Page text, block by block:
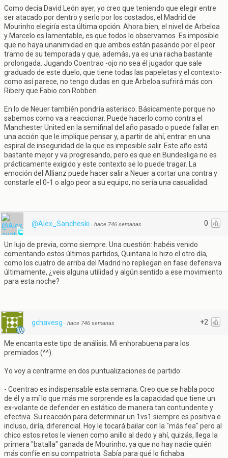
Como decía David León ayer, yo creo que teniendo que elegir entre
ser atacado por dentro y serlo por los costados, el Madrid de
Mourinho elegiría esta última opción. Ahora bien, el nivel de Arbeloa
y Marcelo es lamentable, es que todos lo observamos. Es imposible
que no haya unanimidad en que ambos están pasando por el peor
tramo de su temporada y que, además, ya es una racha bastante
prolongada. Jugando Coentrao -ojo no sea él jugador que sale
graduado de este duelo, que tiene todas las papeletas y el contexto-
como así parece, no tengo dudas en que Arbeloa sufrirá más con
Ribery que Fabio con Robben.
En lo de Neuer también pondría asterisco. Básicamente porque no
sabemos como va a reaccionar. Puede hacerlo como contra el
Manchester United en la semifinal del año pasado o puede fallar en
una acción que le implique pensar y, a partir de ahí, entrar en una
espiral de inseguridad de la que es imposible salir. Este año está
bastante mejor y va progresando, pero es que en Bundesliga no es
prácticamente exigido y este contexto se lo puede tragar. La
emoción del Allianz puede hacer salir a Neuer a cortar una contra y
constarle el 0-1 o algo peor a su equipo, no sería una casualidad.
0
@Alex_Sancheski · hace 746 semanas
Un lujo de previa, como siempre. Una cuestión: habéis venido
comentando estos últimos partidos, Quintana lo hizo el otro día,
como los cuatro de arriba del Madrid no repliegan en fase defensiva
últimamente, ¿veis alguna utilidad y algún sentido a ese movimiento
para esta noche?
+2
gchavesg · hace 746 semanas
Me encanta este tipo de análisis. Mi enhorabuena para los
premiados (^^).
Yo voy a centrarme en dos puntualizaciones de partido:
- Coentrao es indispensable esta semana. Creo que se habla poco
de él y a mí lo que más me sorprende es la capacidad que tiene un
ex-volante de defender en estático de manera tan contundente y
efectiva. Su reacción para determinar un 1vs1 siempre es positiva e
incluso, diría, diferencial. Hoy le tocará bailar con la "más fea" pero al
chico estos retos le vienen como anillo al dedo y ahí, quizás, llega la
primera "batalla" ganada de Mourinho; ya que no hay nadie quién
más confíe en su compatriota. Sabía para qué lo fichaba.